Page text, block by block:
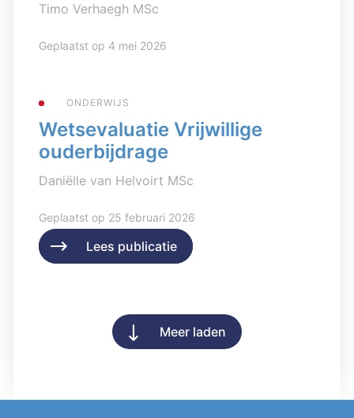
Timo Verhaegh MSc
Geplaatst op 4 mei 2026
Lees publicatie
ONDERWIJS
Wetsevaluatie Vrijwillige
ouderbijdrage
Daniëlle van Helvoirt MSc
Geplaatst op 25 februari 2026
Lees publicatie
Meer laden